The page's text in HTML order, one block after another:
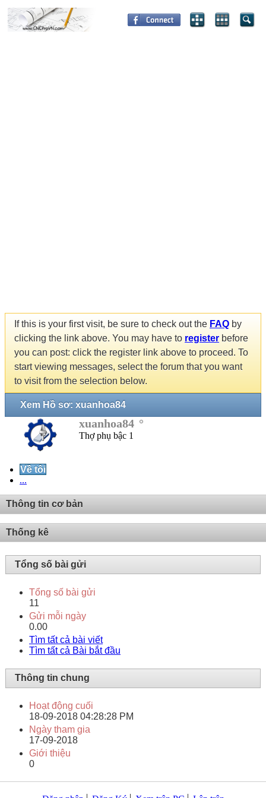
If this is your first visit, be sure to check out the FAQ by
clicking the link above. You may have to register before
you can post: click the register link above to proceed. To
start viewing messages, select the forum that you want
to visit from the selection below.
Xem Hồ sơ: xuanhoa84
xuanhoa84
Thợ phụ bậc 1
Về tôi
...
Thông tin cơ bản
Thống kê
Tổng số bài gửi
Tổng số bài gửi
11
Gửi mỗi ngày
0.00
Tìm tất cả bài viết
Tìm tất cả Bài bắt đầu
Thông tin chung
Hoạt động cuối
18-09-2018 04:28:28 PM
Ngày tham gia
17-09-2018
Giới thiệu
0